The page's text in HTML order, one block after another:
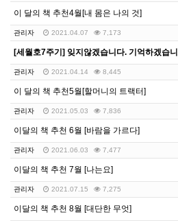
이 달의 책 추천4월[내 몸은 나의 것]
관리자 2021.04.07 7,173
[세월호7주기] 잊지않겠습니다. 기억하겠습
관리자 2021.04.14 8,445
이 달의 책 추천5월[할머니의 트랙터]
관리자 2021.05.03 7,836
이달의 책 추천 6월 [바람을 가르다]
관리자 2021.06.03 7,477
이달의 책 추천 7월 [나는요]
관리자 2021.07.15 7,275
이달의 책 추천 8월 [대단한 무엇]